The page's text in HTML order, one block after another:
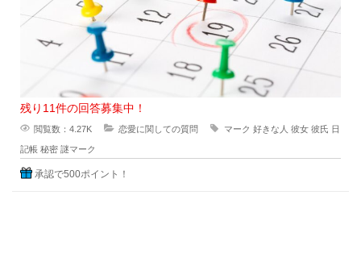
残り11件の回答募集中！
閲覧数：4.27K 恋愛に関しての質問 マーク 好きな人 彼女 彼氏 日
記帳 秘密 謎マーク
承認で500ポイント！